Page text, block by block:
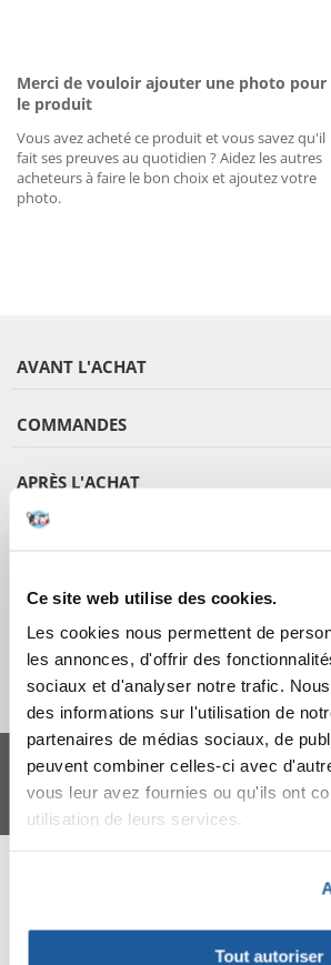
Ce site web utilise des cookies.
Les cookies nous permettent de
les annonces, d'offrir des
sociaux et d'analyser notre trafic.
des informations sur l'utilisation de
partenaires de médias sociaux, de
peuvent combiner celles-ci avec
vous leur avez fournies ou qu'ils ont
utilisation de leurs services.
Tout autoriser
Merci de vouloir ajouter une photo pour
le produit
Vous avez acheté ce produit et vous savez qu'il
fait ses preuves au quotidien ? Aidez les autres
acheteurs à faire le bon choix et ajoutez votre
photo.
AVANT L'ACHAT
COMMANDES
APRÈS L'ACHAT
FERA 24 UG Sede legale: Blankenfelder
Mahlow (Germania) - P.IVA
Tous les prix incluent la TVA / plus
© 2024-2026 FERA 24 UG.